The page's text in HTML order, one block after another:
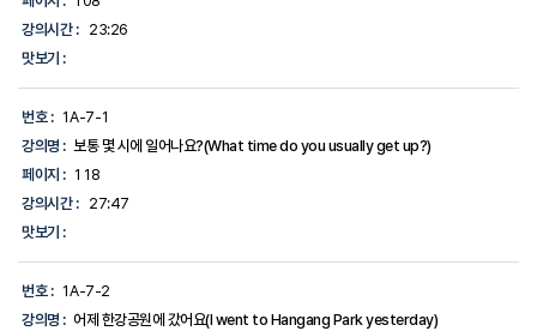
강의시간 :
23:26
맛보기 :
번호 : 1A-7-1
강의명 : 보통 몇 시에 일어나요?(What time do you usually get up?)
페이지 : 118
강의시간 :
27:47
맛보기 :
번호 : 1A-7-2
강의명 : 어제 한강공원에 갔어요(I went to Hangang Park yesterday)